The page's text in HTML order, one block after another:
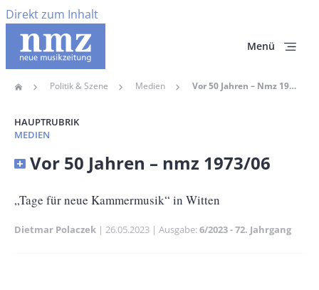
Direkt zum Inhalt
Menü
Home Politik & Szene Medien Vor 50 Jahren – Nmz 1973/06
HAUPTRUBRIK
MEDIEN
Banner
Size
Vor 50 Jahren – nmz 1973/06
Untertitel
„Tage für neue Kammermusik“ in Witten
Dietmar Polaczek Publikationsdatum
26.05.2023 Ausgabe 6/2023 - 72. Jahrgang